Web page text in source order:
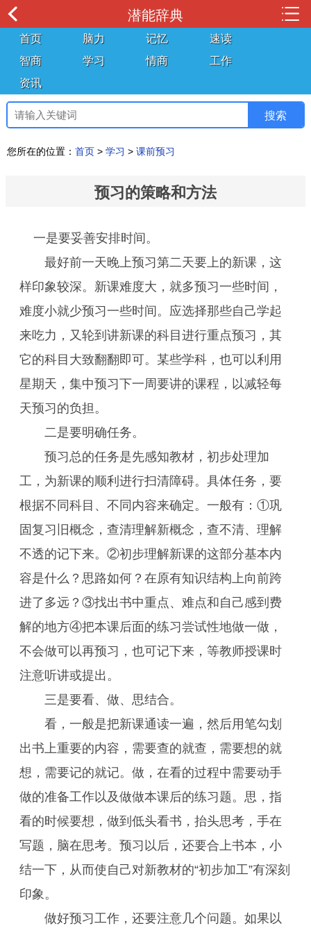
潜能辞典
首页 脑力 记忆
速读
智商
学习 情商
工作
资讯
您所在的位置： 首页 > 学习 > 课前预习
预习的策略和方法
一是要妥善安排时间。
最好前一天晚上预习第二天要上的新课，这
样印象较深。新课难度大，就多预习一些时间，
难度小就少预习一些时间。应选择那些自己学起
来吃力，又轮到讲新课的科目进行重点预习，其
它的科目大致翻翻即可。某些学科，也可以利用
星期天，集中预习下一周要讲的课程，以减轻每
天预习的负担。
二是要明确任务。
预习总的任务是先感知教材，初步处理加
工，为新课的顺利进行扫清障碍。具体任务，要
根据不同科目、不同内容来确定。一般有：①巩
固复习旧概念，查清理解新概念，查不清、理解
不透的记下来。②初步理解新课的这部分基本内
容是什么？思路如何？在原有知识结构上向前跨
进了多远？③找出书中重点、难点和自己感到费
解的地方④把本课后面的练习尝试性地做一做，
不会做可以再预习，也可记下来，等教师授课时
注意听讲或提出。
三是要看、做、思结合。
看，一般是把新课通读一遍，然后用笔勾划
出书上重要的内容，需要查的就查，需要想的就
想，需要记的就记。做，在看的过程中需要动手
做的准备工作以及做做本课后的练习题。思，指
看的时候要想，做到低头看书，抬头思考，手在
写题，脑在思考。预习以后，还要合上书本，小
结一下，从而使自己对新教材的“初步加工”有深刻
印象。
做好预习工作，还要注意几个问题。如果以